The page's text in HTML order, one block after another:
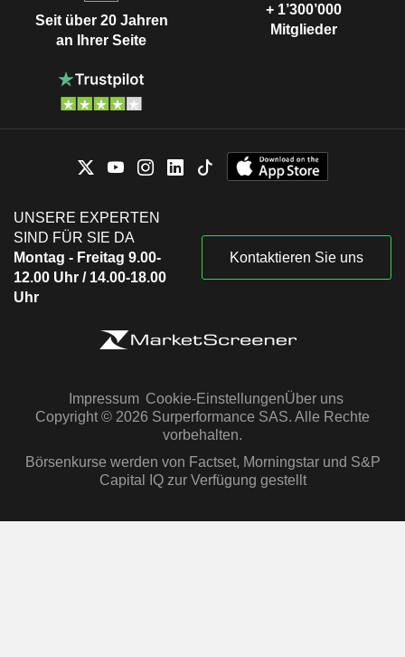
Seit über 20 Jahren
an Ihrer Seite
+ 1’300’000
Mitglieder
UNSERE EXPERTEN
SIND FÜR SIE DA
Montag - Freitag 9.00-
12.00 Uhr / 14.00-18.00
Uhr
Kontaktieren Sie uns
Impressum Cookie-EinstellungenÜber uns
Copyright © 2026 Surperformance SAS. Alle Rechte
vorbehalten.
Börsenkurse werden von Factset, Morningstar und S&P
Capital IQ zur Verfügung gestellt